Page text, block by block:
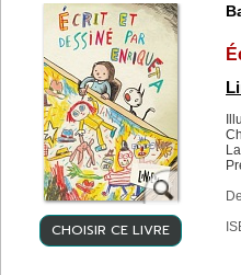
CHOISIR CE LIVRE